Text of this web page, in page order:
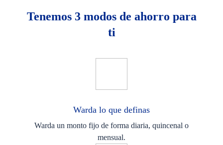
Tenemos 3 modos de ahorro para
ti
Warda lo que definas
Warda un monto fijo de forma diaria, quincenal o
mensual.​